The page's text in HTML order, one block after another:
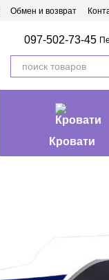
Обмен и возврат
097-502-73-45
Кровати